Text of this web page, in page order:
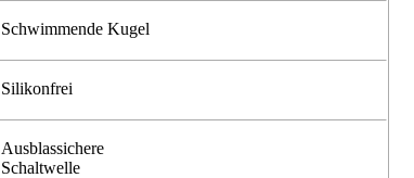
Schwimmende Kugel
Silikonfrei
Ausblassichere
Schaltwelle